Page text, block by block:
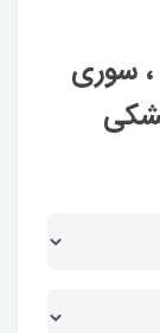
سوری